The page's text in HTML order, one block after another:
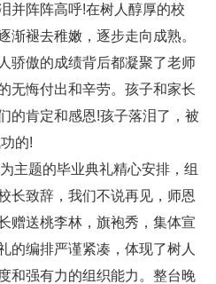
并阵阵高呼!在树人醇厚的校
渐褪去稚嫩，逐步走向成熟。
骄傲的成绩背后都凝聚了老师
无悔付出和辛劳。孩子和家长
的肯定和感恩!孩子落泪了，被
的!
主题的毕业典礼精心安排，组
长致辞，我们不说再见，师恩
赠送桃李林，旗袍秀，集体宣
的编排严谨紧凑，体现了树人
和强有力的组织能力。整台晚